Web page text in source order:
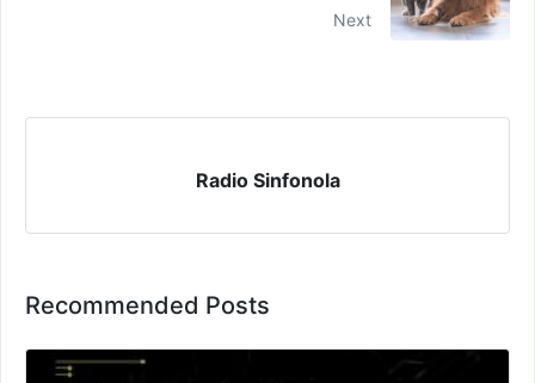
Next
Radio Sinfonola
Recommended Posts